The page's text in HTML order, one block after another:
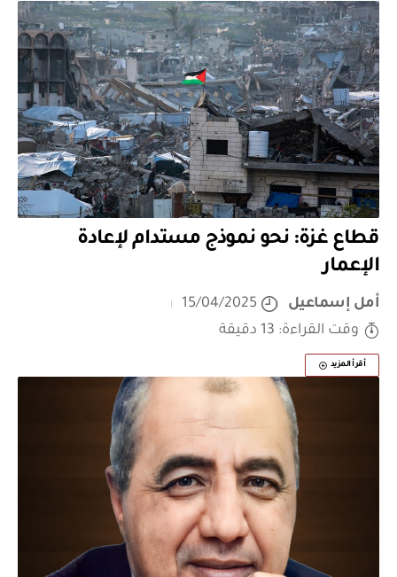
قطاع غزة: نحو نموذج مستدام لإعادة
الإعمار
أمل إسماعيل
15/04/2025
وقت القراءة: 13 دقيقة
أقرأ المزيد